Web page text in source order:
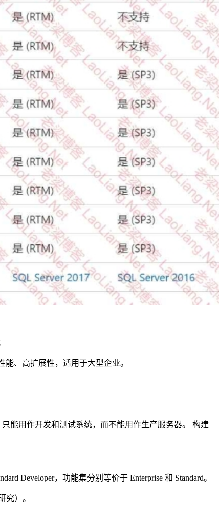
能、高扩展性，适用于大型企业。
只能用作开发和测试系统，而不能用作生产服务器。 构建
Developer，功能集分别等价于 Enterprise 和 Standard。
究）。